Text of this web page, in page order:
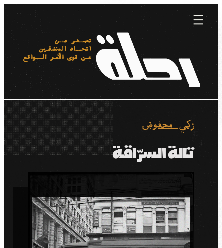
Skip
content
زكي محفوض
تالة السرّاقة